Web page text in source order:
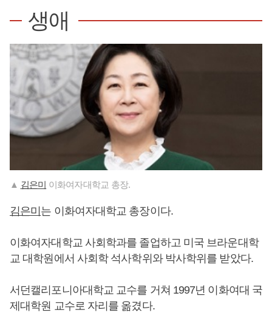
생애
▲ 김은미 이화여자대학교 총장.
김은미 는 이화여자대학교 총장이다.
이화여자대학교 사회학과를 졸업하고 미국 브라운대학
교 대학원에서 사회학 석사학위와 박사학위를 받았다.
서던캘리포니아대학교 교수를 거쳐 1997년 이화여대 국
제대학원 교수로 자리를 옮겼다.